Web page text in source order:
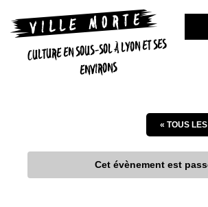
CULTURE EN SOUS-SOL À LYON ET SES
ENVIRONS
« TOUS
Cet évènement est